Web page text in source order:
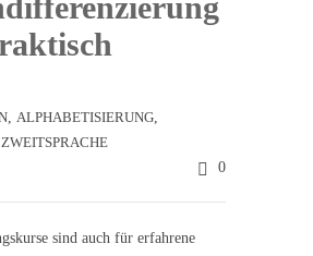
, ALPHABETISIERUNG,
0
sind auch für erfahrene